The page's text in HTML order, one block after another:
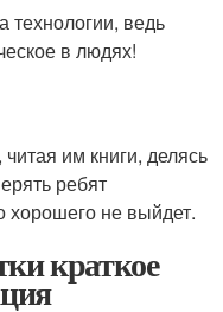
технологии, ведь
в людях!
им книги, делясь
ребят
хорошего не выйдет.
краткое